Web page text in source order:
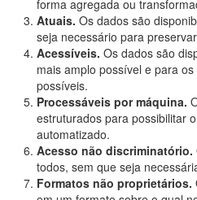
forma agregada ou
Atuais. Os dados são
seja necessário para
Acessíveis. Os dados são
mais amplo possível e para
possíveis.
Processáveis por máquina.
estruturados para possibilitar
automatizado.
Acesso não discriminatório.
todos, sem que seja
Formatos não proprietários.